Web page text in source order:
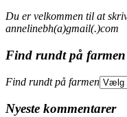
Du er velkommen til at
annelinebh(a)gmail(.)com
Find rundt på farmen
Find rundt på farmen
Nyeste kommentarer